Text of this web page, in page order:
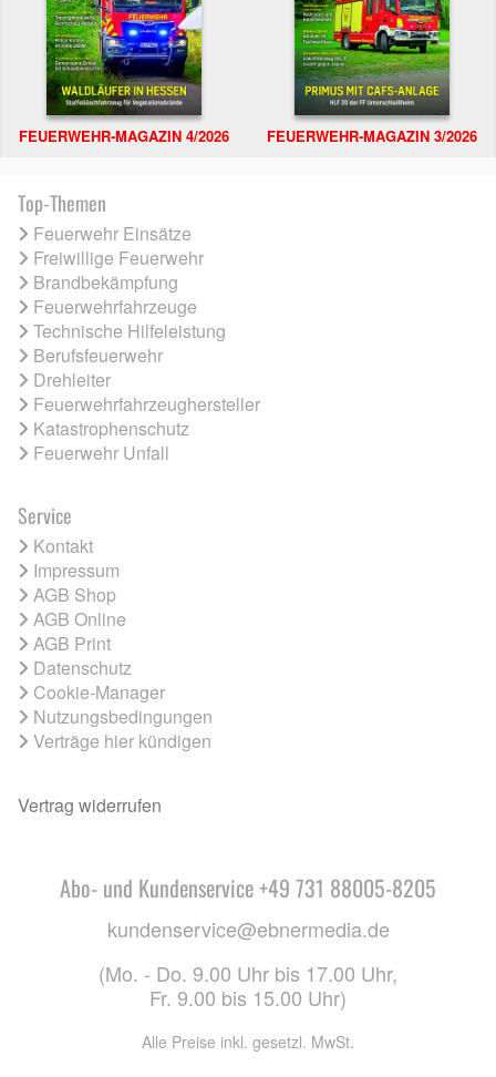
FEUERWEHR-MAGAZIN 4/2026 FEUERWEHR-MAGAZIN 3/2026
Top-Themen
Feuerwehr Einsätze
Freiwillige Feuerwehr
Brandbekämpfung
Feuerwehrfahrzeuge
Technische Hilfeleistung
Berufsfeuerwehr
Drehleiter
Feuerwehrfahrzeughersteller
Katastrophenschutz
Feuerwehr Unfall
Service
Kontakt
Impressum
AGB Shop
AGB Online
AGB Print
Datenschutz
Cookie-Manager
Nutzungsbedingungen
Verträge hier kündigen
Vertrag widerrufen
Abo- und Kundenservice +49 731 88005-8205
kundenservice@ebnermedia.de
(Mo. - Do. 9.00 Uhr bis 17.00 Uhr,
Fr. 9.00 bis 15.00 Uhr)
Alle Preise inkl. gesetzl. MwSt.